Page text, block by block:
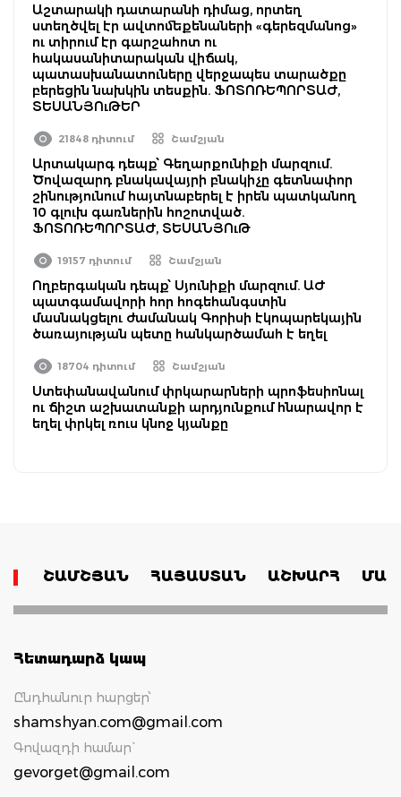
Աշտարակի դատարանի դիմաց, որտեղ
ստեղծվել էր ավտոմեքենաների «գերեզմանոց»
ու տիրում էր գարշահոտ ու
հակասանիտարական վիճակ,
պատասխանատուները վերջապես տարածքը
բերեցին նախկին տեսքին. ՖՈՏՈՌԵՊՈՐՏԱԺ,
ՏԵՍԱՆՅՈւԹԵՐ
21848 դիտում Շամշյան
Արտակարգ դեպք՝ Գեղարքունիքի մարզում.
Ծովազարդ բնակավայրի բնակիչը գետնափոր
շինությունում հայտնաբերել է իրեն պատկանող
10 գլուխ գառներին հոշոտված.
ՖՈՏՈՌԵՊՈՐՏԱԺ, ՏԵՍԱՆՅՈւԹ
19157 դիտում Շամշյան
Ողբերգական դեպք՝ Սյունիքի մարզում. ԱԺ
պատգամավորի հոր հոգեհանգստին
մասնակցելու ժամանակ Գորիսի էկոպարեկային
ծառայության պետը հանկարծամահ է եղել
18704 դիտում Շամշյան
Ստեփանավանում փրկարարների պրոֆեսիոնալ
ու ճիշտ աշխատանքի արդյունքում հնարավոր է
եղել փրկել ռուս կնոջ կյանքը
ՇԱՄՇՅԱՆ ՀԱՅԱՍՏԱՆ ԱՇԽԱՐՀ
Հետադարձ կապ
Ընդհանուր հարցեր՝
shamshyan.com@gmail.com
Գովազդի համար`
gevorget@gmail.com